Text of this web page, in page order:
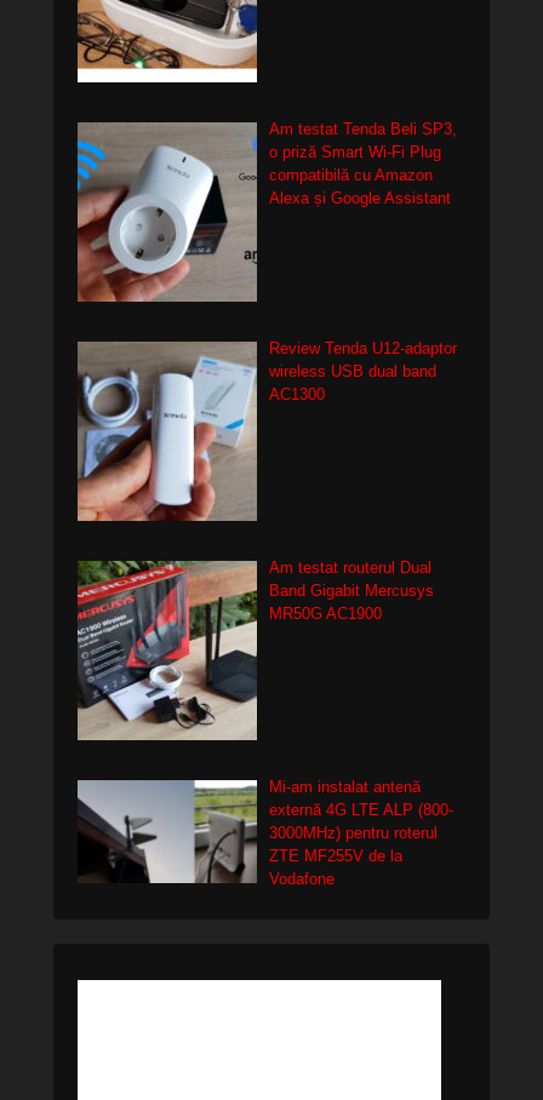
Am testat Tenda Beli SP3,
o priză Smart Wi-Fi Plug
compatibilă cu Amazon
Alexa și Google Assistant
Review Tenda U12-adaptor
wireless USB dual band
AC1300
Am testat routerul Dual
Band Gigabit Mercusys
MR50G AC1900
Mi-am instalat antenă
externă 4G LTE ALP (800-
3000MHz) pentru roterul
ZTE MF255V de la
Vodafone